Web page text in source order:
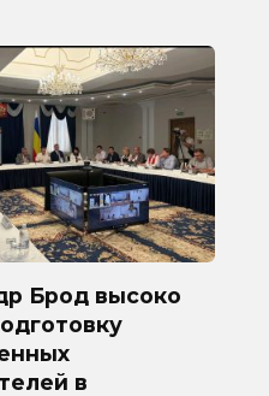
Брод высоко
в